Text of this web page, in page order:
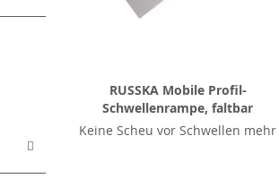
RUSSKA Mobile Profil-
Schwellenrampe, faltbar
Keine Scheu vor Schwellen mehr